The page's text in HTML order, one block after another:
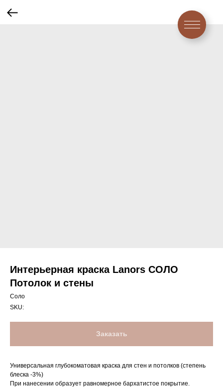
Интерьерная краска Lanors СОЛО
Потолок и стены
Соло
SKU:
Заказать
Универсальная глубокоматовая краска для стен и потолков (степень
блеска -3%)
При нанесении образует равномерное бархатистое покрытие.